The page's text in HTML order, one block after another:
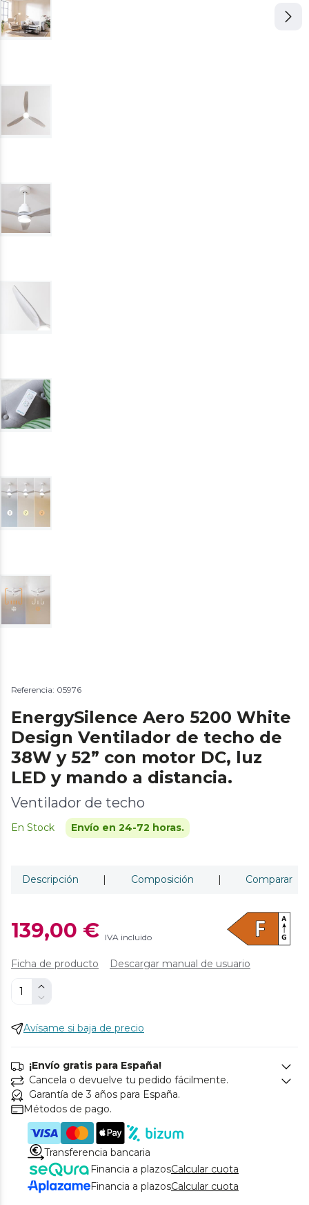
Referencia: 05976
EnergySilence Aero 5200 White
Design Ventilador de techo de
38W y 52” con motor DC, luz
LED y mando a distancia.
Ventilador de techo
En Stock Envío en 24-72 horas.
Descripción | Composición | Comparar
139,00 € IVA incluido
Ficha de producto Descargar manual de usuario
Avísame si baja de precio
¡Envío gratis para España!
Cancela o devuelve tu pedido fácilmente.
Garantía de 3 años para España.
Métodos de pago.
Transferencia bancaria
Financia a plazosCalcular cuota
Financia a plazosCalcular cuota